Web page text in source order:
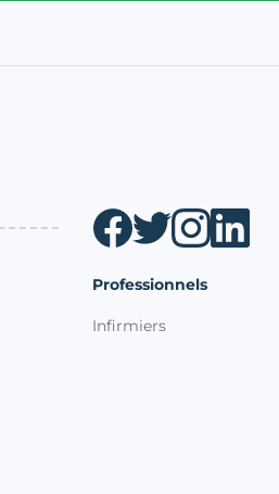
Professionnels
Infirmiers